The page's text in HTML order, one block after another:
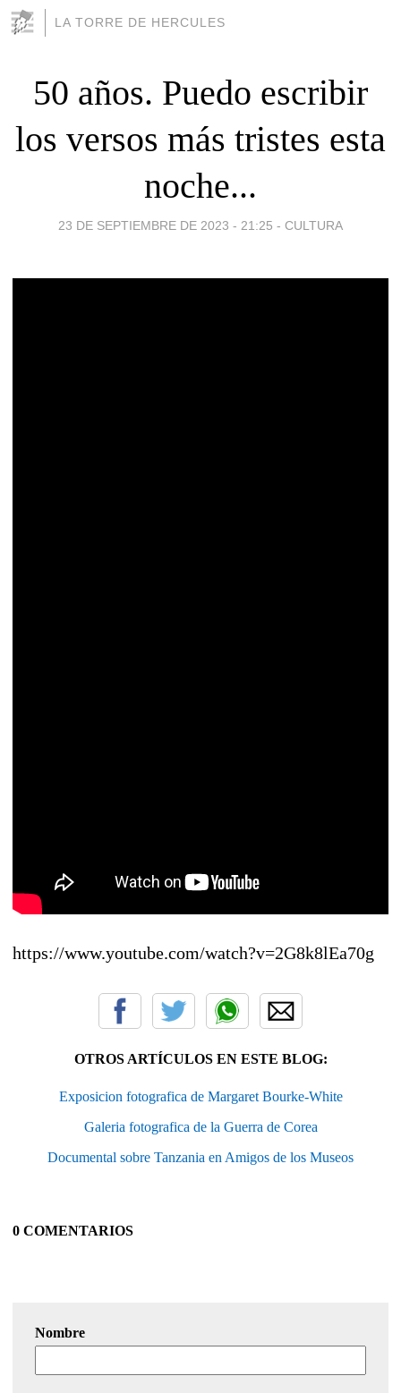
LA TORRE DE HERCULES
50 años. Puedo escribir
los versos más tristes esta
noche...
23 DE SEPTIEMBRE DE 2023 - 21:25 - CULTURA
https://www.youtube.com/watch?v=2G8k8lEa70g
OTROS ARTÍCULOS EN ESTE BLOG:
Exposicion fotografica de Margaret Bourke-White
Galeria fotografica de la Guerra de Corea
Documental sobre Tanzania en Amigos de los Museos
0 COMENTARIOS
Nombre